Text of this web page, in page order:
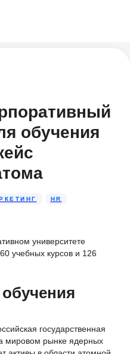
обучения
HR
университете
учебных курсов и 126
государственная
мировом рынке ядерных